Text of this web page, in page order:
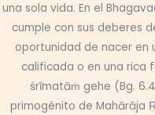
una sola vida. En el
cumple con sus deberes
oportunidad de nacer en
calificada o en una rica
śrīmatāṁ gehe (Bg.
primogénito de Mahārāja